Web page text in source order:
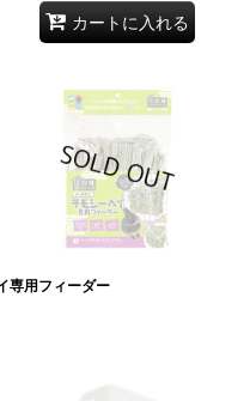
カートに入れる
専用フィーダー